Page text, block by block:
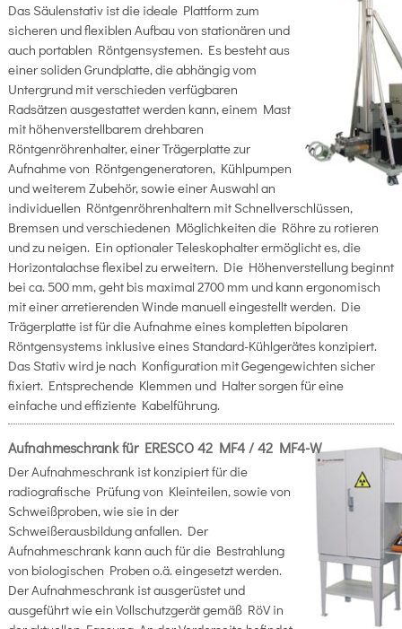
Das Säulenstativ ist die ideale Plattform zum
sicheren und flexiblen Aufbau von stationären und
auch portablen Röntgensystemen. Es besteht aus
einer soliden Grundplatte, die abhängig vom
Untergrund mit verschieden verfügbaren
Radsätzen ausgestattet werden kann, einem Mast
mit höhenverstellbarem drehbaren
Röntgenröhrenhalter, einer Trägerplatte zur
Aufnahme von Röntgengeneratoren, Kühlpumpen
und weiterem Zubehör, sowie einer Auswahl an
individuellen Röntgenröhrenhaltern mit Schnellverschlüssen,
Bremsen und verschiedenen Möglichkeiten die Röhre zu rotieren
und zu neigen. Ein optionaler Teleskophalter ermöglicht es, die
Horizontalachse flexibel zu erweitern. Die Höhenverstellung beginnt
bei ca. 500 mm, geht bis maximal 2700 mm und kann ergonomisch
mit einer arretierenden Winde manuell eingestellt werden. Die
Trägerplatte ist für die Aufnahme eines kompletten bipolaren
Röntgensystems inklusive eines Standard-Kühlgerätes konzipiert.
Das Stativ wird je nach Konfiguration mit Gegengewichten sicher
fixiert. Entsprechende Klemmen und Halter sorgen für eine
einfache und effiziente Kabelführung.
Aufnahmeschrank für ERESCO 42 MF4 / 42 MF4-W
Der Aufnahmeschrank ist konzipiert für die
radiografische Prüfung von Kleinteilen, sowie von
Schweißproben, wie sie in der
Schweißerausbildung anfallen. Der
Aufnahmeschrank kann auch für die Bestrahlung
von biologischen Proben o.ä. eingesetzt werden.
Der Aufnahmeschrank ist ausgerüstet und
ausgeführt wie ein Vollschutzgerät gemäß RöV in